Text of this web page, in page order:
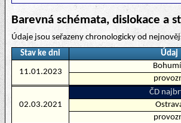
Barevná schémata, dislokace a
Údaje jsou seřazeny chronologicky od
Stav ke dni
Údaj
11.01.2023
02.03.2021
ČD